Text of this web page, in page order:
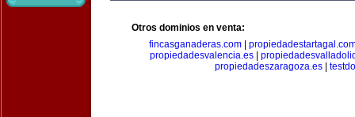
Otros dominios en venta:
fincasganaderas.com|
propiedadesvalencia.es|
propiedadeszaragoza.es|